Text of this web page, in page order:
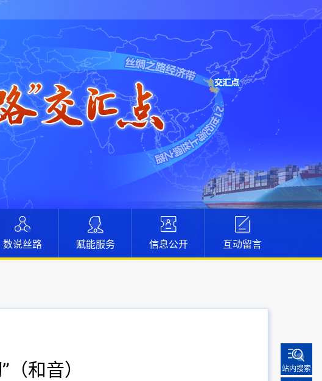
站内搜索
数说丝路 赋能服务 信息公开 互动留言
和音）